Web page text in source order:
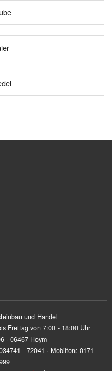
und Handel
Freitag von 7:00 - 18:00 Uhr
· 06467 Hoym
- 72041 · Mobilfon: 0171 -